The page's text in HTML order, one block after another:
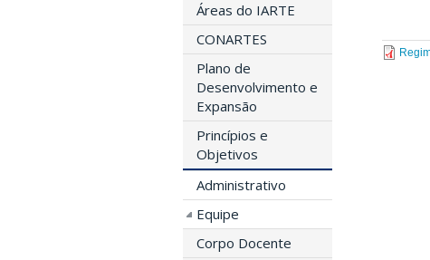
Áreas do IARTE
CONARTES
Plano de
Desenvolvimento e
Expansão
Princípios e
Objetivos
Administrativo
Equipe
Corpo Docente